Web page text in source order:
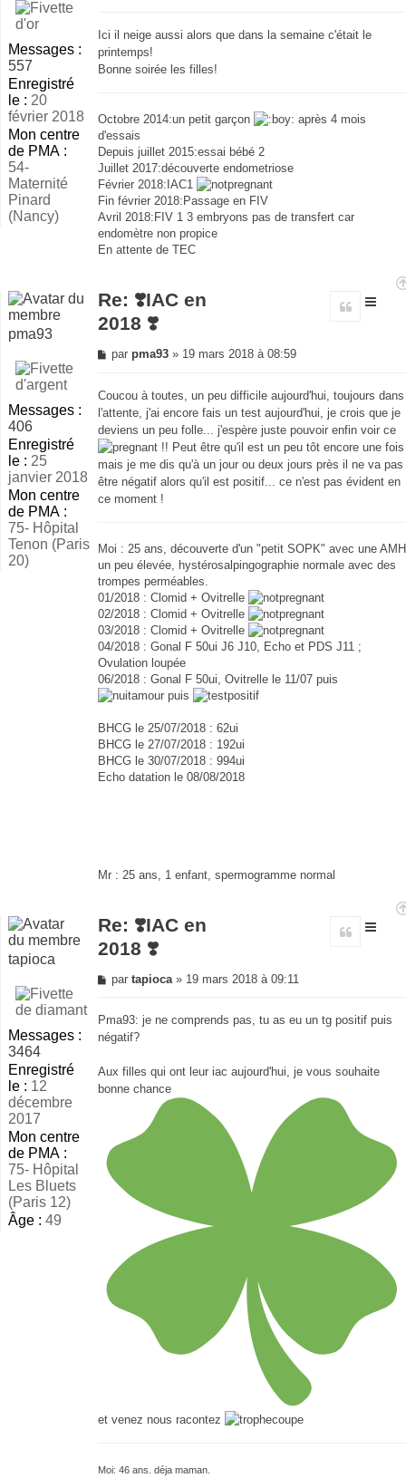
Messages :
557
Enregistré
le : 20
février 2018
Mon centre
de PMA :
54-
Maternité
Pinard
(Nancy)
Ici il neige aussi alors que dans la semaine c'était le
printemps!
Bonne soirée les filles!
Octobre 2014:un petit garçon
après 4 mois
d'essais
Depuis juillet 2015:essai bébé 2
Juillet 2017:découverte endometriose
Février 2018:IAC1
Fin février 2018:Passage en FIV
Avril 2018:FIV 1 3 embryons pas de transfert car
endomètre non propice
En attente de TEC
pma93
Messages :
406
Enregistré
le : 25
janvier 2018
Mon centre
de PMA :
75- Hôpital
Tenon (Paris
20)
Re: ❣️IAC en
2018 ❣️
Citer
Message
par pma93» 19 mars 2018 à 08:59
Coucou à toutes, un peu difficile aujourd'hui, toujours dans
l'attente, j'ai encore fais un test aujourd'hui, je crois que je
deviens un peu folle... j'espère juste pouvoir enfin voir ce
!! Peut être qu'il est un peu tôt encore une fois
mais je me dis qu'à un jour ou deux jours près il ne va pas
être négatif alors qu'il est positif... ce n'est pas évident en
ce moment !
Moi : 25 ans, découverte d'un "petit SOPK" avec une AMH
un peu élevée, hystérosalpingographie normale avec des
trompes perméables.
01/2018 : Clomid + Ovitrelle
02/2018 : Clomid + Ovitrelle
03/2018 : Clomid + Ovitrelle
04/2018 : Gonal F 50ui J6 J10, Echo et PDS J11 ;
Ovulation loupée
06/2018 : Gonal F 50ui, Ovitrelle le 11/07 puis
puis
BHCG le 25/07/2018 : 62ui
BHCG le 27/07/2018 : 192ui
BHCG le 30/07/2018 : 994ui
Echo datation le 08/08/2018
Mr : 25 ans, 1 enfant, spermogramme normal
tapioca
Messages :
3464
Enregistré
le : 12
décembre
2017
Mon centre
de PMA :
75- Hôpital
Les Bluets
(Paris 12)
Âge : 49
Re: ❣️IAC en
2018 ❣️
Citer
Message
par tapioca» 19 mars 2018 à 09:11
Pma93: je ne comprends pas, tu as eu un tg positif puis
négatif?
Aux filles qui ont leur iac aujourd'hui, je vous souhaite
bonne chance
et venez nous racontez
Moi: 46 ans. déja maman.